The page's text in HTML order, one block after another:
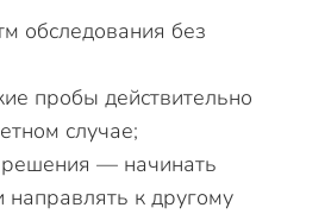
обследования без
пробы действительно
случае;
— начинать
к другому